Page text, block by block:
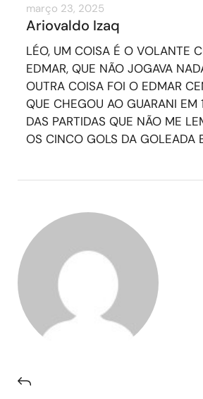
março 23, 2025
Ariovaldo Izaq
LÉO, UM COISA É O VOLANTE
EDMAR, QUE NÃO JOGAVA
OUTRA COISA FOI O EDMAR
QUE CHEGOU AO GUARANI EM
DAS PARTIDAS QUE NÃO ME
OS CINCO GOLS DA GOLEADA